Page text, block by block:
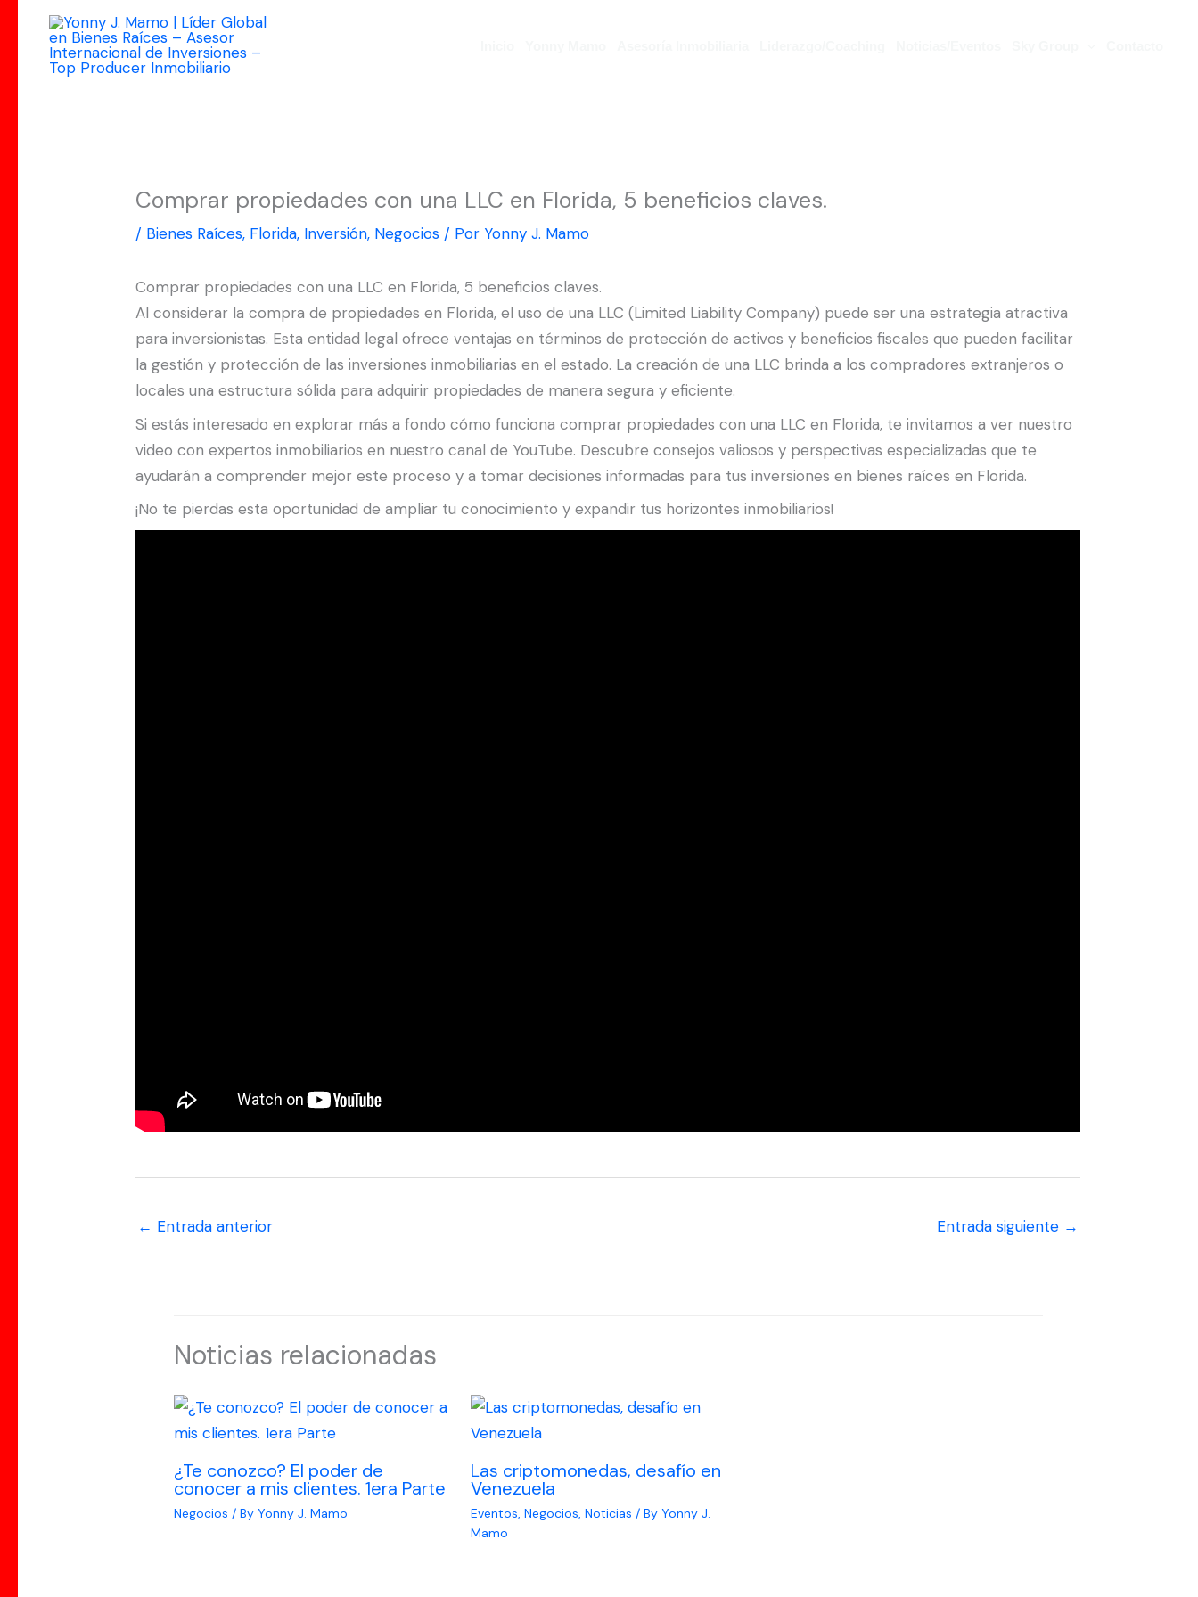
contenido
Comprar propiedades con una LLC en Florida, 5 beneficios claves.
/ Bienes Raíces, Florida, Inversión, Negocios / Por Yonny J. Mamo
Comprar propiedades con una LLC en Florida, 5 beneficios claves.
Al considerar la compra de propiedades en Florida, el uso de una LLC (Limited Liability Company) puede ser una estrategia atractiva
para inversionistas. Esta entidad legal ofrece ventajas en términos de protección de activos y beneficios fiscales que pueden facilitar
la gestión y protección de las inversiones inmobiliarias en el estado. La creación de una LLC brinda a los compradores extranjeros o
locales una estructura sólida para adquirir propiedades de manera segura y eficiente.
Si estás interesado en explorar más a fondo cómo funciona comprar propiedades con una LLC en Florida, te invitamos a ver nuestro
video con expertos inmobiliarios en nuestro canal de YouTube. Descubre consejos valiosos y perspectivas especializadas que te
ayudarán a comprender mejor este proceso y a tomar decisiones informadas para tus inversiones en bienes raíces en Florida.
¡No te pierdas esta oportunidad de ampliar tu conocimiento y expandir tus horizontes inmobiliarios!
← Entrada anterior Entrada siguiente →
Noticias relacionadas
¿Te conozco? El poder de
conocer a mis clientes. 1era Parte
Negocios / By Yonny J. Mamo
Las criptomonedas, desafío en
Venezuela
Eventos, Negocios, Noticias / By Yonny J.
Mamo